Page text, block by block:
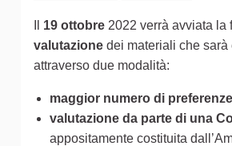
19 ottobre 2022 verrà avviata la
valutazione dei materiali che sarà
attraverso due modalità:
maggior numero di
valutazione da parte di una
appositamente costituita